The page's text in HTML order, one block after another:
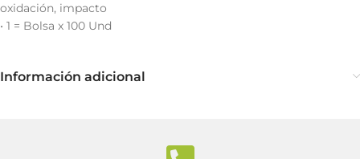
oxidación, impacto
• 1 = Bolsa x 100 Und
Información adicional